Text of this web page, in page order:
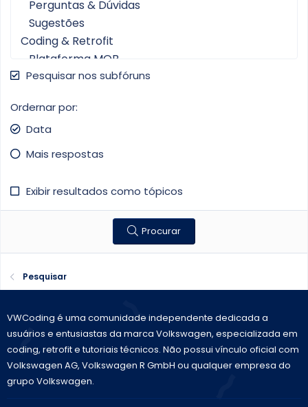
Pesquisar nos subfóruns
Ordernar por
Data
Mais respostas
Exibir resultados como tópicos
Procurar
Pesquisar
VWCoding é uma comunidade independente dedicada a
usuários e entusiastas da marca Volkswagen, especializada em
coding, retrofit e tutoriais técnicos. Não possui vínculo oficial com
Volkswagen AG, Volkswagen R GmbH ou qualquer empresa do
grupo Volkswagen.